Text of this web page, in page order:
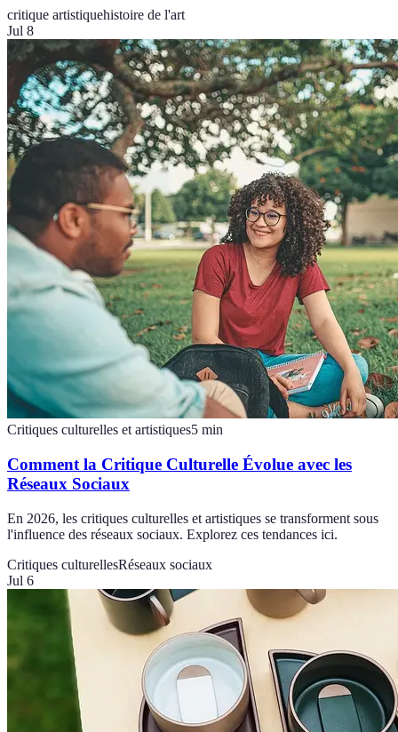
critique artistiquehistoire de l'art
Jul 8
Critiques culturelles et artistiques5 min
Comment la Critique Culturelle Évolue avec les
Réseaux Sociaux
En 2026, les critiques culturelles et artistiques se transforment sous
l'influence des réseaux sociaux. Explorez ces tendances ici.
Critiques culturellesRéseaux sociaux
Jul 6